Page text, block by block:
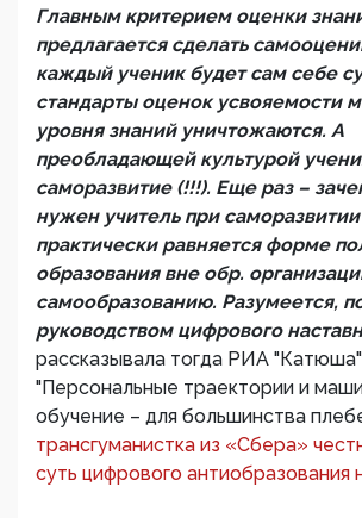
Главным критерием оценки
предлагается сделать
каждый ученик будет сам себе
стандарты оценок усвояемости
уровня знаний уничтожаются. А
преобладающей культурой
саморазвитие (!!!). Еще раз –
нужен учитель при
практически равняется форме
образования вне обр.
самообразованию. Разумеется,
руководством цифрового
рассказывала тогда РИА
"Персональные траектории и
обучение – для большинства
трансгуманистка из «Сбера»
суть цифрового